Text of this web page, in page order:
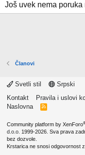
Još uvek nema
Članovi
Svetli stil
Srpski
Kontakt
Pravila i uslovi
Naslovna
R
Community platform by XenForo
d.o.o. 1999-2026. Sva prava
bez dozvole.
Krstarica ne snosi odgovornost